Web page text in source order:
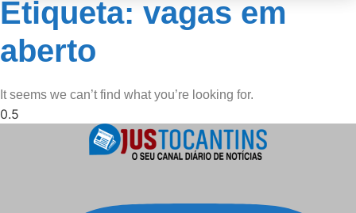
Etiqueta: vagas em
aberto
It seems we can’t find what you’re looking for.